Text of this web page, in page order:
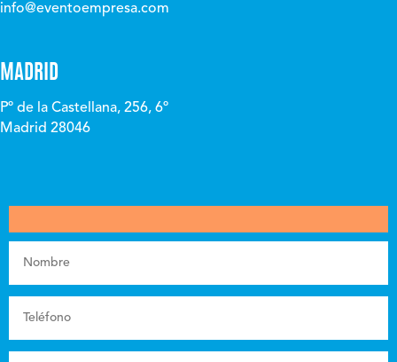
info@eventoempresa.com
MADRID
Pº de la Castellana, 256, 6º
Madrid 28046